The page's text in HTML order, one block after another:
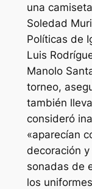
una
Soledad
Políticas de
Luis
Manolo
torneo,
también
consideró
«aparecían
decoración
sonadas de
los